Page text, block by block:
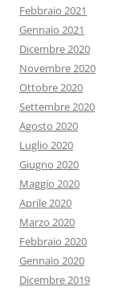
Febbraio 2021
Gennaio 2021
Dicembre 2020
Novembre 2020
Ottobre 2020
Settembre 2020
Agosto 2020
Luglio 2020
Giugno 2020
Maggio 2020
Aprile 2020
Marzo 2020
Febbraio 2020
Gennaio 2020
Dicembre 2019